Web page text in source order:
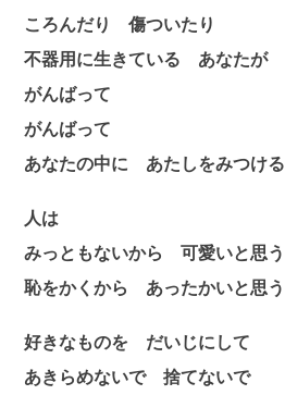
ころんだり傷ついたり
不器用に生きている あなたが
がんばって
がんばって
あなたの中に あたしをみつける
人は
みっともないから可愛いと思う
恥をかくから あったかいと思う
好きなものを だいじにして
あきらめないで捨てないで